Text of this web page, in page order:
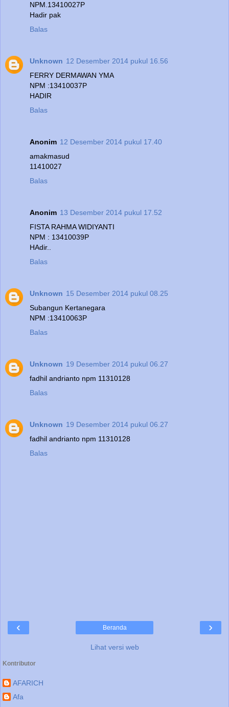
NPM.13410027P
Hadir pak
Balas
Unknown 12 Desember 2014 pukul 16.56
FERRY DERMAWAN YMA
NPM :13410037P
HADIR
Balas
Anonim 12 Desember 2014 pukul 17.40
amakmasud
11410027
Balas
Anonim 13 Desember 2014 pukul 17.52
FISTA RAHMA WIDIYANTI
NPM : 13410039P
HAdir..
Balas
Unknown 15 Desember 2014 pukul 08.25
Subangun Kertanegara
NPM :13410063P
Balas
Unknown 19 Desember 2014 pukul 06.27
fadhil andrianto npm 11310128
Balas
Unknown 19 Desember 2014 pukul 06.27
fadhil andrianto npm 11310128
Balas
‹ ›
Beranda
Lihat versi web
Kontributor
AFARICH
Afa